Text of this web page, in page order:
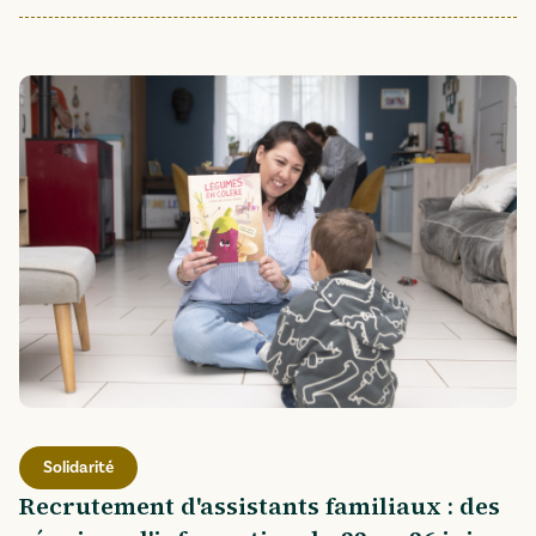
Solidarité
Recrutement d'assistants familiaux : des